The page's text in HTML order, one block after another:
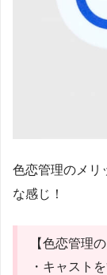
色恋管理のメリ
な感じ！
【色恋管理
・キャスト